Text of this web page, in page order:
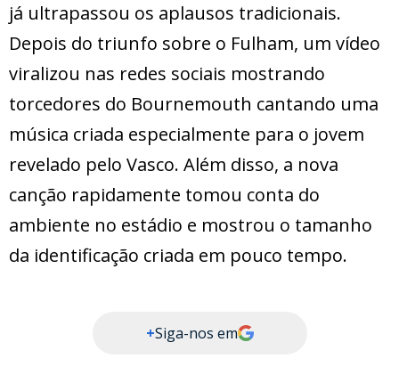
já ultrapassou os aplausos tradicionais.
Depois do triunfo sobre o Fulham, um vídeo
viralizou nas redes sociais mostrando
torcedores do Bournemouth cantando uma
música criada especialmente para o jovem
revelado pelo Vasco. Além disso, a nova
canção rapidamente tomou conta do
ambiente no estádio e mostrou o tamanho
da identificação criada em pouco tempo.
+Siga-nos em